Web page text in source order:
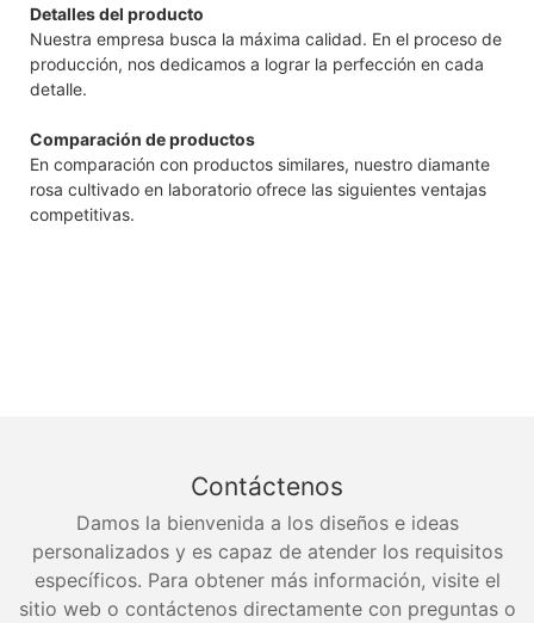
Detalles del producto
Nuestra empresa busca la máxima calidad. En el proceso de
producción, nos dedicamos a lograr la perfección en cada
detalle.
Comparación de productos
En comparación con productos similares, nuestro diamante
rosa cultivado en laboratorio ofrece las siguientes ventajas
competitivas.
Contáctenos
Damos la bienvenida a los diseños e ideas
personalizados y es capaz de atender los requisitos
específicos. Para obtener más información, visite el
sitio web o contáctenos directamente con preguntas o